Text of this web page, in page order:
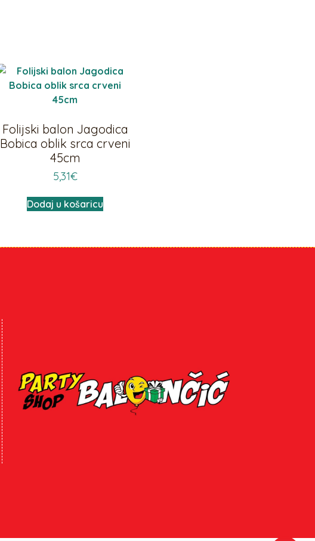
Folijski balon Jagodica
Bobica oblik srca crveni
45cm
5,31€
Dodaj u košaricu